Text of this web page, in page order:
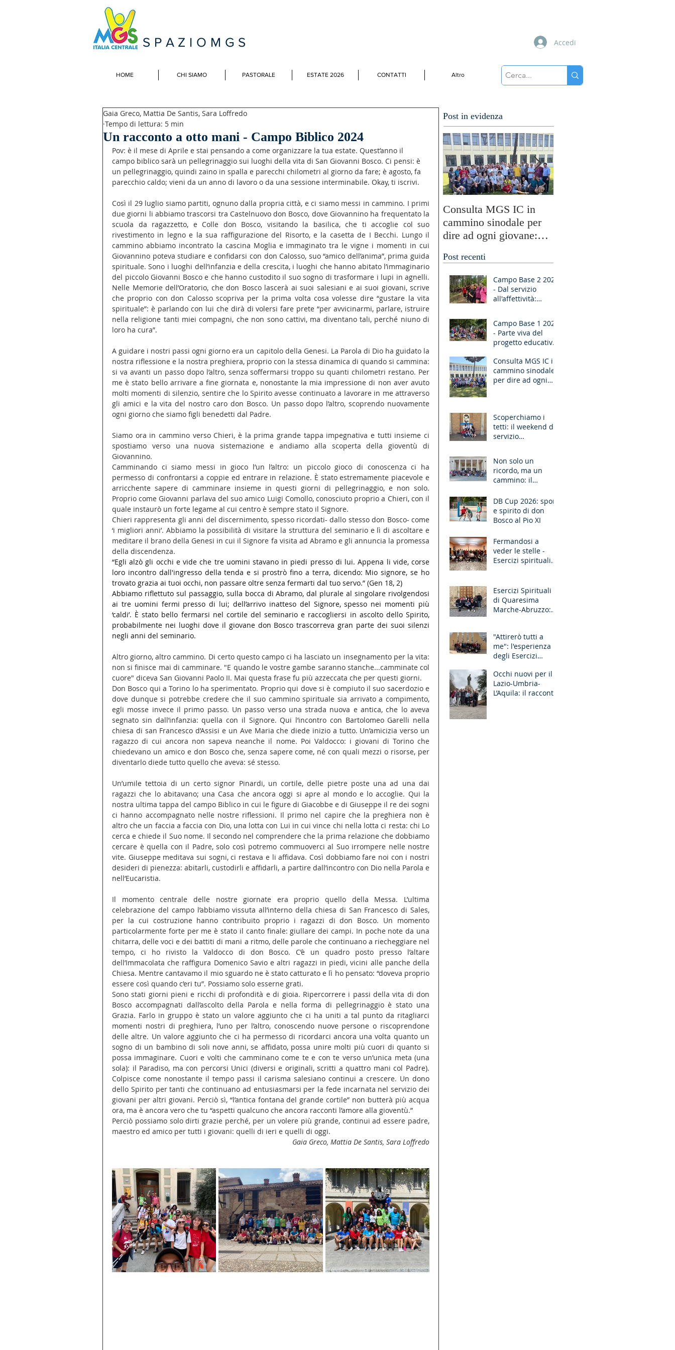
SPAZIOMGS
HOME CHI SIAMO PASTORALE ESTATE 2026 CONTATTI Altro
Accedi
Un racconto a otto mani - Campo Biblico 2024
Gaia Greco, Mattia De Santis, Sara Loffredo
Tempo di lettura: 5 min
Pov: è il mese di Aprile e stai pensando a come organizzare la tua estate. Quest’anno il
campo biblico sarà un pellegrinaggio sui luoghi della vita di San Giovanni Bosco. Ci pensi: è
un pellegrinaggio, quindi zaino in spalla e parecchi chilometri al giorno da fare; è agosto, fa
parecchio caldo; vieni da un anno di lavoro o da una sessione interminabile. Okay, ti iscrivi.
Così il 29 luglio siamo partiti, ognuno dalla propria città, e ci siamo messi in cammino. I primi
due giorni li abbiamo trascorsi tra Castelnuovo don Bosco, dove Giovannino ha frequentato la
scuola da ragazzetto, e Colle don Bosco, visitando la basilica, che ti accoglie col suo
rivestimento in legno e la sua raffigurazione del Risorto, e la casetta de I Becchi. Lungo il
cammino abbiamo incontrato la cascina Moglia e immaginato tra le vigne i momenti in cui
Giovannino poteva studiare e confidarsi con don Calosso, suo “amico dell’anima”, prima guida
spirituale. Sono i luoghi dell’infanzia e della crescita, i luoghi che hanno abitato l’immaginario
del piccolo Giovanni Bosco e che hanno custodito il suo sogno di trasformare i lupi in agnelli.
Nelle Memorie dell’Oratorio, che don Bosco lascerà ai suoi salesiani e ai suoi giovani, scrive
che proprio con don Calosso scopriva per la prima volta cosa volesse dire “gustare la vita
spirituale”: è parlando con lui che dirà di volersi fare prete “per avvicinarmi, parlare, istruire
nella religione tanti miei compagni, che non sono cattivi, ma diventano tali, perché niuno di
loro ha cura”.
A guidare i nostri passi ogni giorno era un capitolo della Genesi. La Parola di Dio ha guidato la
nostra riflessione e la nostra preghiera, proprio con la stessa dinamica di quando si cammina:
si va avanti un passo dopo l’altro, senza soffermarsi troppo su quanti chilometri restano. Per
me è stato bello arrivare a fine giornata e, nonostante la mia impressione di non aver avuto
molti momenti di silenzio, sentire che lo Spirito avesse continuato a lavorare in me attraverso
gli amici e la vita del nostro caro don Bosco. Un passo dopo l’altro, scoprendo nuovamente
ogni giorno che siamo figli benedetti dal Padre.
Siamo ora in cammino verso Chieri, è la prima grande tappa impegnativa e tutti insieme ci
spostiamo verso una nuova sistemazione e andiamo alla scoperta della gioventù di
Giovannino.
Camminando ci siamo messi in gioco l’un l’altro: un piccolo gioco di conoscenza ci ha
permesso di confrontarsi a coppie ed entrare in relazione. È stato estremamente piacevole e
arricchente sapere di camminare insieme in questi giorni di pellegrinaggio, e non solo.
Proprio come Giovanni parlava del suo amico Luigi Comollo, conosciuto proprio a Chieri, con il
quale instaurò un forte legame al cui centro è sempre stato il Signore.
Chieri rappresenta gli anni del discernimento, spesso ricordati- dallo stesso don Bosco- come
‘i migliori anni’. Abbiamo la possibilità di visitare la struttura del seminario e lì di ascoltare e
meditare il brano della Genesi in cui il Signore fa visita ad Abramo e gli annuncia la promessa
della discendenza.
“Egli alzò gli occhi e vide che tre uomini stavano in piedi presso di lui. Appena li vide, corse
loro incontro dall'ingresso della tenda e si prostrò fino a terra, dicendo: Mio signore, se ho
trovato grazia ai tuoi occhi, non passare oltre senza fermarti dal tuo servo.” (Gen 18, 2)
Abbiamo riflettuto sul passaggio, sulla bocca di Abramo, dal plurale al singolare rivolgendosi
ai tre uomini fermi presso di lui; dell’arrivo inatteso del Signore, spesso nei momenti più
‘caldi’. È stato bello fermarsi nel cortile del seminario e raccogliersi in ascolto dello Spirito,
probabilmente nei luoghi dove il giovane don Bosco trascorreva gran parte dei suoi silenzi
negli anni del seminario.
Altro giorno, altro cammino. Di certo questo campo ci ha lasciato un insegnamento per la vita:
non si finisce mai di camminare. "E quando le vostre gambe saranno stanche...camminate col
cuore" diceva San Giovanni Paolo II. Mai questa frase fu più azzeccata che per questi giorni.
Don Bosco qui a Torino lo ha sperimentato. Proprio qui dove si è compiuto il suo sacerdozio e
dove dunque si potrebbe credere che il suo cammino spirituale sia arrivato a compimento,
egli mosse invece il primo passo. Un passo verso una strada nuova e antica, che lo aveva
segnato sin dall’infanzia: quella con il Signore. Qui l’incontro con Bartolomeo Garelli nella
chiesa di san Francesco d’Assisi e un Ave Maria che diede inizio a tutto. Un’amicizia verso un
ragazzo di cui ancora non sapeva neanche il nome. Poi Valdocco: i giovani di Torino che
chiedevano un amico e don Bosco che, senza sapere come, né con quali mezzi o risorse, per
diventarlo diede tutto quello che aveva: sé stesso.
Un’umile tettoia di un certo signor Pinardi, un cortile, delle pietre poste una ad una dai
ragazzi che lo abitavano; una Casa che ancora oggi si apre al mondo e lo accoglie. Qui la
nostra ultima tappa del campo Biblico in cui le figure di Giacobbe e di Giuseppe il re dei sogni
ci hanno accompagnato nelle nostre riflessioni. Il primo nel capire che la preghiera non è
altro che un faccia a faccia con Dio, una lotta con Lui in cui vince chi nella lotta ci resta: chi Lo
cerca e chiede il Suo nome. Il secondo nel comprendere che la prima relazione che dobbiamo
cercare è quella con il Padre, solo così potremo commuoverci al Suo irrompere nelle nostre
vite. Giuseppe meditava sui sogni, ci restava e li affidava. Così dobbiamo fare noi con i nostri
desideri di pienezza: abitarli, custodirli e affidarli, a partire dall’incontro con Dio nella Parola e
nell’Eucaristia.
Il momento centrale delle nostre giornate era proprio quello della Messa. L’ultima
celebrazione del campo l’abbiamo vissuta all’interno della chiesa di San Francesco di Sales,
per la cui costruzione hanno contribuito proprio i ragazzi di don Bosco. Un momento
particolarmente forte per me è stato il canto finale: giullare dei campi. In poche note da una
chitarra, delle voci e dei battiti di mani a ritmo, delle parole che continuano a riecheggiare nel
tempo, ci ho rivisto la Valdocco di don Bosco. C’è un quadro posto presso l’altare
dell’Immacolata che raffigura Domenico Savio e altri ragazzi in piedi, vicini alle panche della
Chiesa. Mentre cantavamo il mio sguardo ne è stato catturato e lì ho pensato: “doveva proprio
essere così quando c’eri tu”. Possiamo solo esserne grati.
Sono stati giorni pieni e ricchi di profondità e di gioia. Ripercorrere i passi della vita di don
Bosco accompagnati dall’ascolto della Parola e nella forma di pellegrinaggio è stato una
Grazia. Farlo in gruppo è stato un valore aggiunto che ci ha uniti a tal punto da ritagliarci
momenti nostri di preghiera, l’uno per l’altro, conoscendo nuove persone o riscoprendone
delle altre. Un valore aggiunto che ci ha permesso di ricordarci ancora una volta quanto un
sogno di un bambino di soli nove anni, se affidato, possa unire molti più cuori di quanto si
possa immaginare. Cuori e volti che camminano come te e con te verso un’unica meta (una
sola): il Paradiso, ma con percorsi Unici (diversi e originali, scritti a quattro mani col Padre).
Colpisce come nonostante il tempo passi il carisma salesiano continui a crescere. Un dono
dello Spirito per tanti che continuano ad entusiasmarsi per la fede incarnata nel servizio dei
giovani per altri giovani. Perciò sì, “l’antica fontana del grande cortile” non butterà più acqua
ora, ma è ancora vero che tu “aspetti qualcuno che ancora racconti l’amore alla gioventù.”
Perciò possiamo solo dirti grazie perché, per un volere più grande, continui ad essere padre,
maestro ed amico per tutti i giovani: quelli di ieri e quelli di oggi.
Gaia Greco, Mattia De Santis, Sara Loffredo
Post in evidenza
Consulta MGS IC in
cammino sinodale per
dire ad ogni giovane:
Alzati!”
Post recenti
Campo Base 2 2026
- Dal servizio
all'affettività:
Campo Base 1 2026
- Parte viva del
progetto educativo
Consulta MGS IC in
cammino sinodale
per dire ad ogni
Scoperchiamo i
tetti: il weekend di
servizio
Non solo un
ricordo, ma un
cammino: il
unisce le
generazioni
DB Cup 2026: sport
e spirito di don
Bosco al Pio XI
Fermandosi a
veder le stelle -
Esercizi spirituali
Esercizi Spirituali
di Quaresima
Marche-Abruzzo:
"Attirerò tutti a
me": l'esperienza
degli Esercizi
Liguria-Toscana e
GR Discernimento
Occhi nuovi per il
Lazio-Umbria-
L’Aquila: il racconto